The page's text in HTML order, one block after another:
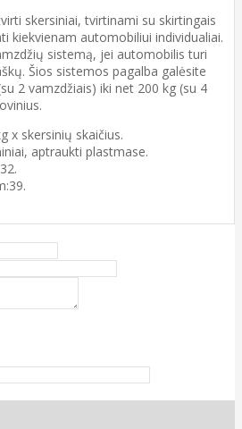
skersiniai, tvirtinami su skirtingais
kiekvienam automobiliui individualiai.
sistemą, jei automobilis turi
Šios sistemos pagalba galėsite
2 vamzdžiais) iki net 200 kg (su 4
x skersinių skaičius.
aptraukti plastmase.